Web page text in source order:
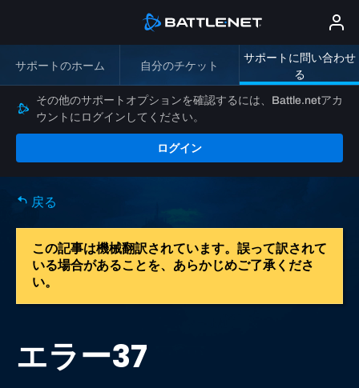
サポートのホーム 自分のチケット
サポートに問い合わせ
る
その他のサポートオプションを確認するには、Battle.netアカ
ウントにログインしてください。
ログイン
戻る
この記事は機械翻訳されています。誤って訳されて
いる場合があることを、あらかじめご了承くださ
い。
エラー37